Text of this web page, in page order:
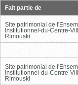
Fait partie de
Site patrimonial de
Institutionnel-du-Centre-
Rimouski
Site patrimonial de
Institutionnel-du-Centre-
Rimouski